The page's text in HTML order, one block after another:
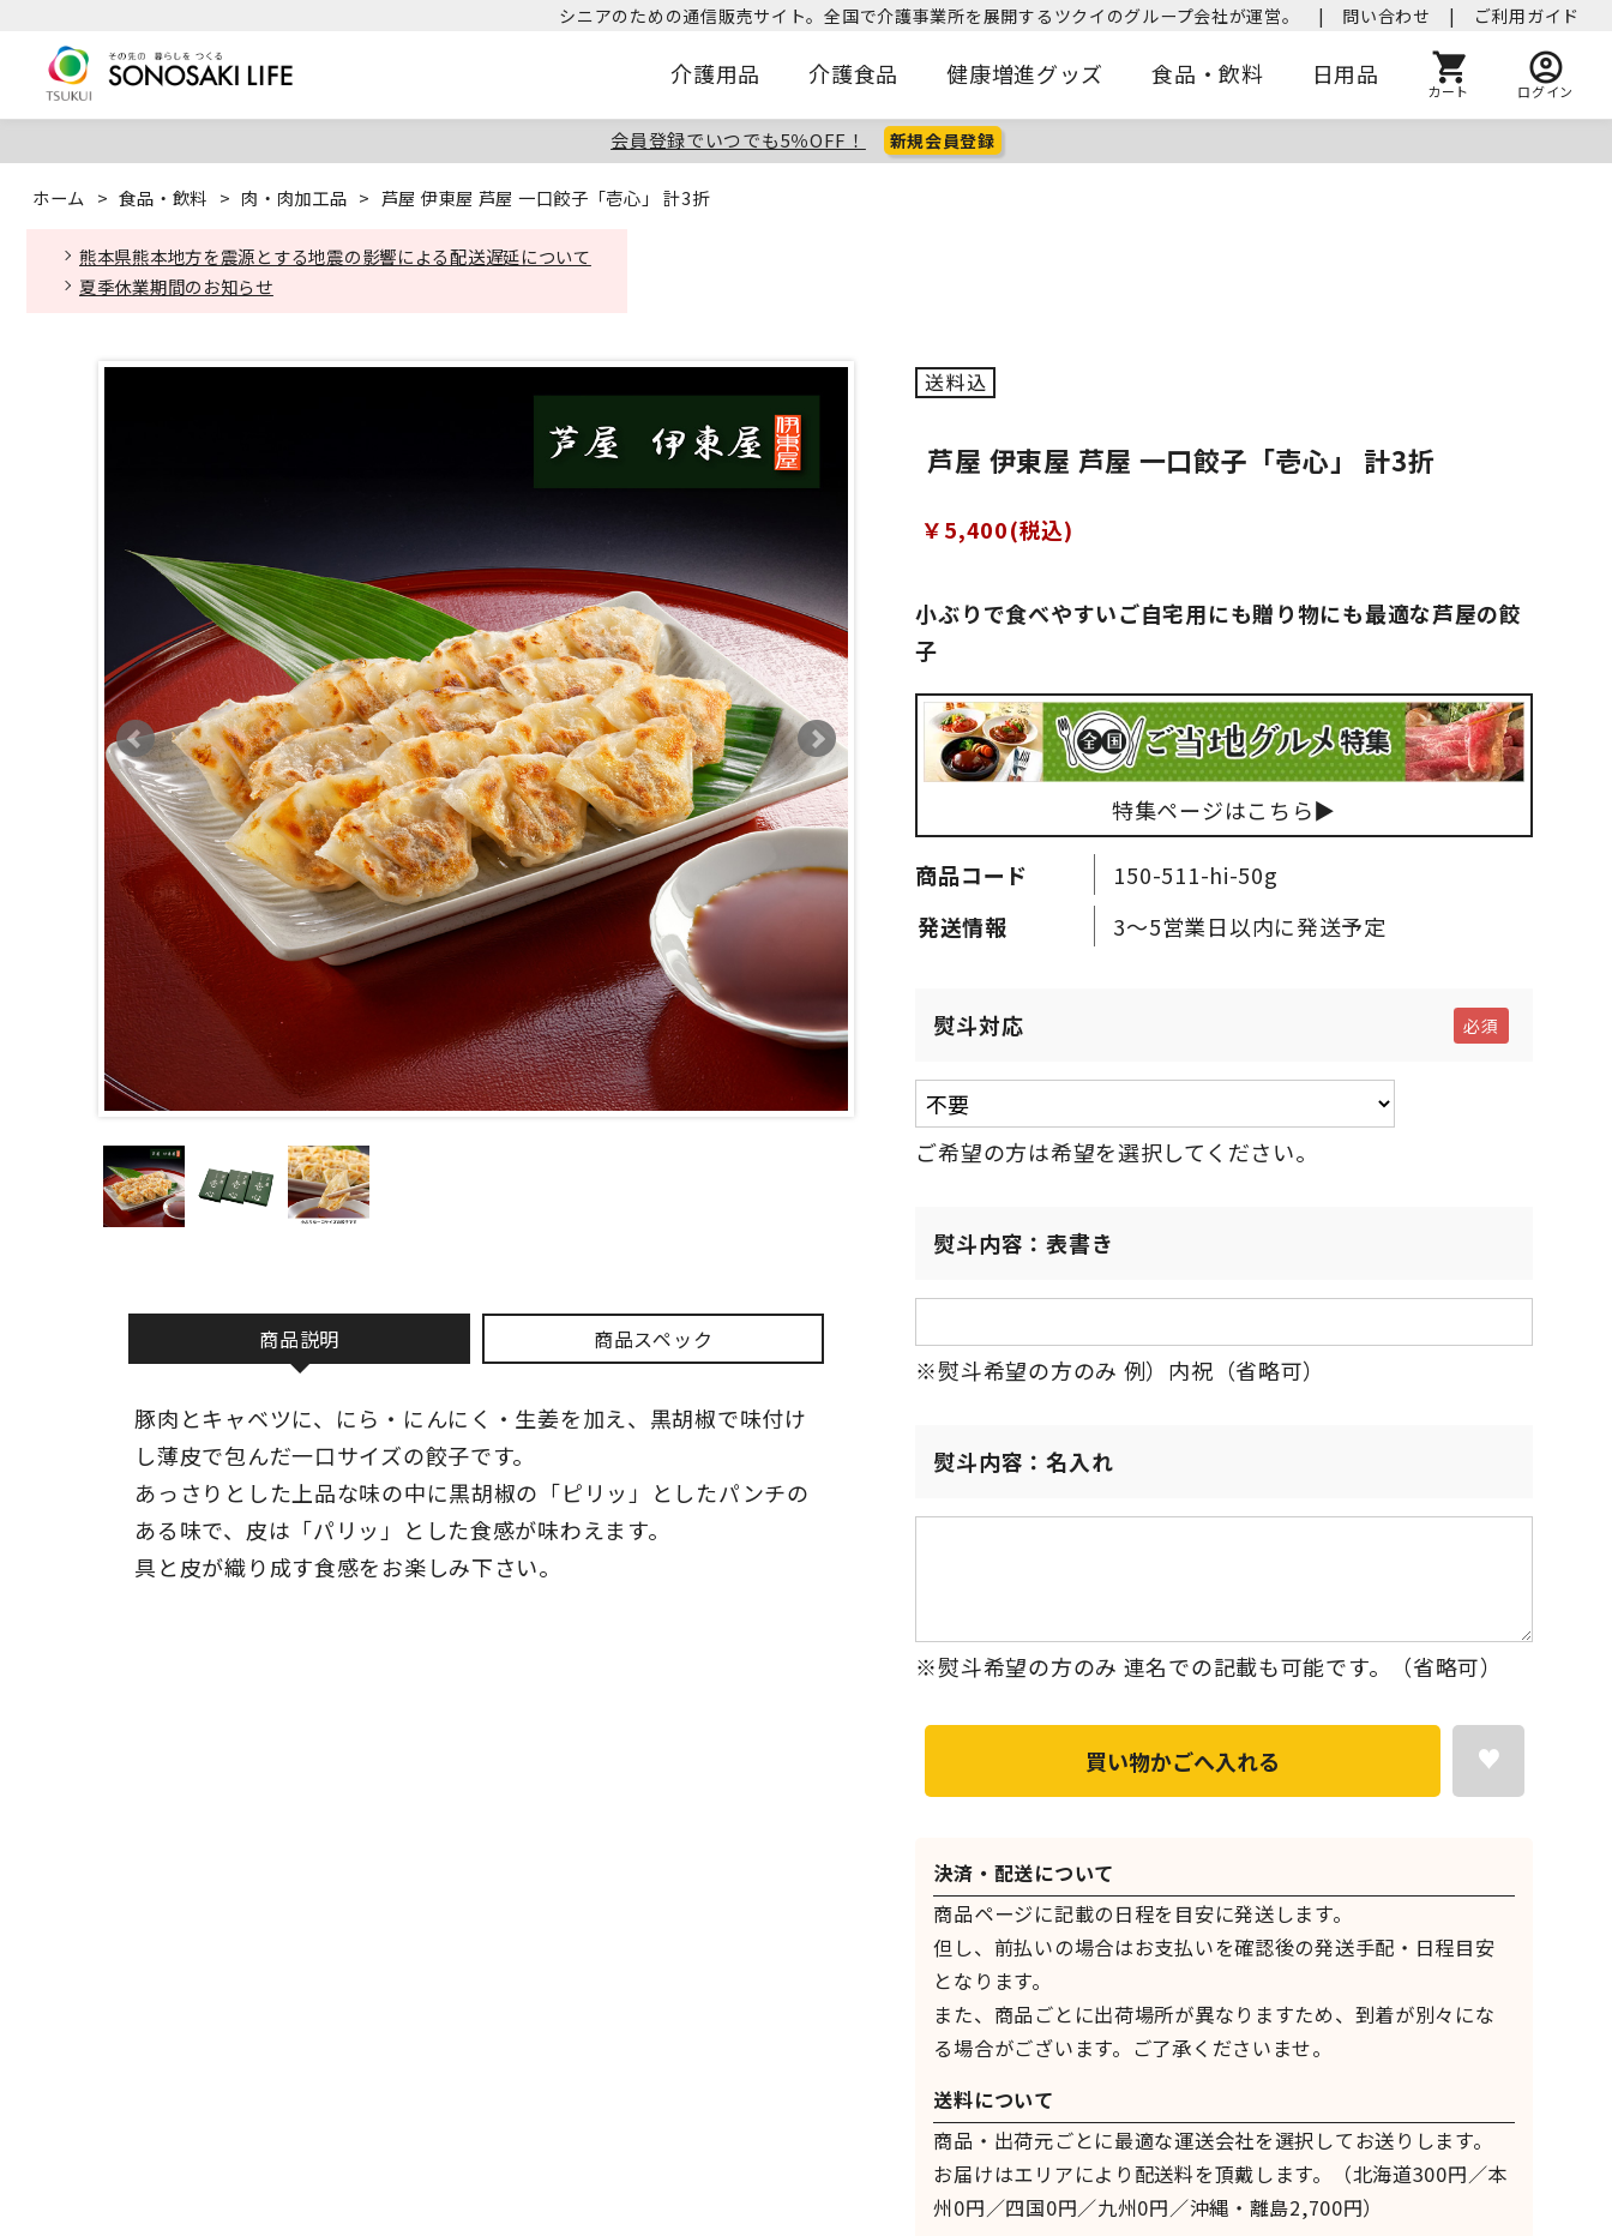
シニアのための通信販売サイト。全国で介護事業所を展開するツクイのグループ会社が運営。 | 問い合わせ | ご利用ガイド
介護用品 介護食品 健康増進グッズ 食品・飲料 日用品
カート ログイン
会員登録でいつでも5％OFF！ 新規会員登録
ホーム > 食品・飲料 > 肉・肉加工品 > 芦屋 伊東屋 芦屋 一口餃子「壱心」 計3折
熊本県熊本地方を震源とする地震の影響による配送遅延について
夏季休業期間のお知らせ
商品説明 商品スペック
豚肉とキャベツに、にら・にんにく・生姜を加え、黒胡椒で味付け
し薄皮で包んだ一口サイズの餃子です。
あっさりとした上品な味の中に黒胡椒の「ピリッ」としたパンチの
ある味で、皮は「パリッ」とした食感が味わえます。
具と皮が織り成す食感をお楽しみ下さい。
小ぶりで食べやすいご自宅用にも贈り物にも最適な芦屋の餃
子
芦屋 伊東屋 芦屋 一口餃子「壱心」 計3折
￥5,400(税込)
商品コード
150-511-hi-50g
3～5営業日以内に発送予定
熨斗対応
ご希望の方は希望を選択してください。
熨斗内容：表書き
※熨斗希望の方のみ 例）内祝（省略可）
熨斗内容：名入れ
※熨斗希望の方のみ 連名での記載も可能です。（省略可）
決済・配送について
商品ページに記載の日程を目安に発送します。
但し、前払いの場合はお支払いを確認後の発送手配・日程目安
となります。
また、商品ごとに出荷場所が異なりますため、到着が別々にな
る場合がございます。ご了承くださいませ。
送料について
商品・出荷元ごとに最適な運送会社を選択してお送りします。
お届けはエリアにより配送料を頂戴します。（北海道300円／本
州0円／四国0円／九州0円／沖縄・離島2,700円）
特集ページはこちら▶
買い物かごへ入れる